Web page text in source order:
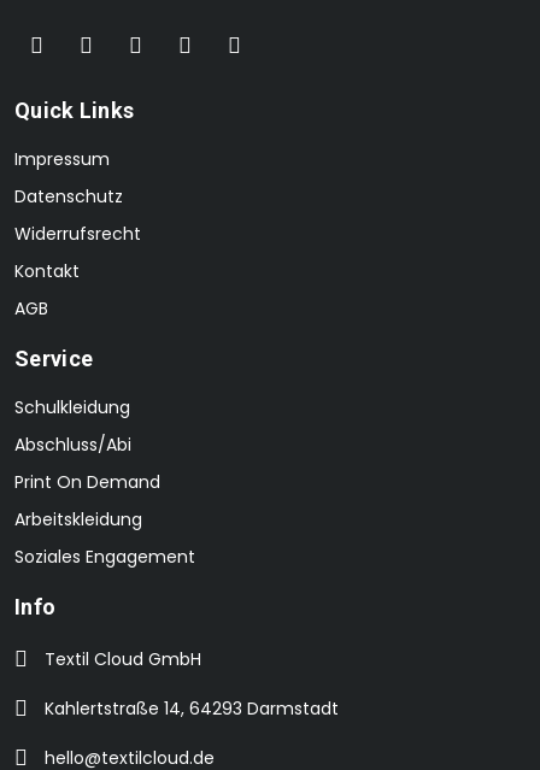
Quick Links
Impressum
Datenschutz
Widerrufsrecht
Kontakt
AGB
Service
Schulkleidung
Abschluss/Abi
Print On Demand
Arbeitskleidung
Soziales Engagement
Info
Textil Cloud GmbH
Kahlertstraße 14, 64293 Darmstadt
hello@textilcloud.de